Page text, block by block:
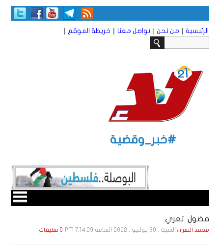
الرئيسية | من نحن | تواصل معنا | خريطة الموقع |
#خبر_وقضية
فضول تعزي
محمد التعزي السبت , 30 يـولـيـو , 2022 الساعة 7:14:29 PM 0 تعليقات